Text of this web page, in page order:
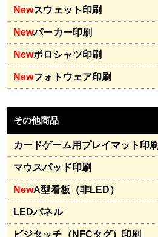
Newスウェット印刷
Newパーカー印刷
Newポロシャツ印刷
Newフォトウェア印刷
その他商品
カードゲーム用プレイマット印刷
マウスパッド印刷
NewA型看板（非LED）
LEDパネル
ビジタッチ（NFCタグ）印刷